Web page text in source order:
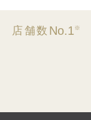
店舗数 No.1※